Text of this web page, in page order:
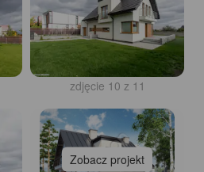
zdjęcie 10 z 11
Zobacz projekt